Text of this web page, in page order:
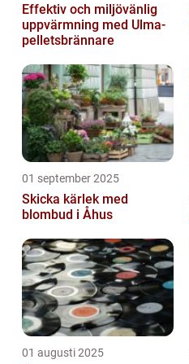
Effektiv och miljövänlig
uppvärmning med Ulma-
pelletsbrännare
01 september 2025
Skicka kärlek med
blombud i Åhus
01 augusti 2025